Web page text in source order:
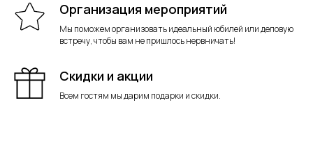
Организация мероприятий
Мы поможем организовать идеальный юбилей или деловую
встречу, чтобы вам не пришлось нервничать!
Скидки и акции
Всем гостям мы дарим подарки и скидки.